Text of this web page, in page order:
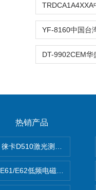
热销产品
徕卡D510激光测距仪
E61/E62低频电磁场强度分析